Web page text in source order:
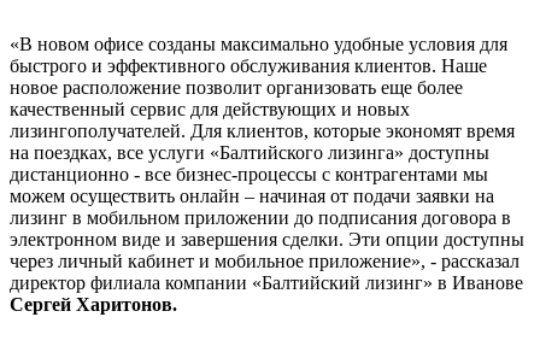
«В новом офисе созданы максимально удобные условия для
быстрого и эффективного обслуживания клиентов. Наше
новое расположение позволит организовать еще более
качественный сервис для действующих и новых
лизингополучателей. Для клиентов, которые экономят время
на поездках, все услуги «Балтийского лизинга» доступны
дистанционно - все бизнес-процессы с контрагентами мы
можем осуществить онлайн – начиная от подачи заявки на
лизинг в мобильном приложении до подписания договора в
электронном виде и завершения сделки. Эти опции доступны
через личный кабинет и мобильное приложение», - рассказал
директор филиала компании «Балтийский лизинг» в Иванове
Сергей Харитонов.